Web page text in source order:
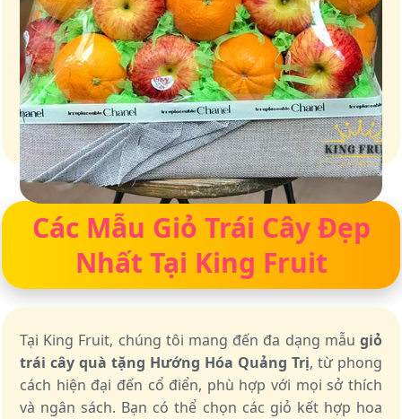
Giỏ quà – Tinh hoa từ trái cây tươi ngon
Các Mẫu Giỏ Trái Cây Đẹp
Nhất Tại King Fruit
Tại King Fruit, chúng tôi mang đến đa dạng mẫu giỏ
trái cây quà tặng Hướng Hóa Quảng Trị, từ phong
cách hiện đại đến cổ điển, phù hợp với mọi sở thích
và ngân sách. Bạn có thể chọn các giỏ kết hợp hoa